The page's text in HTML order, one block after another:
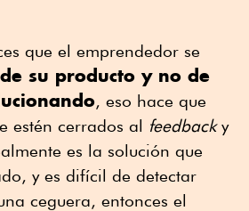
que el emprendedor se
su producto y no de
, eso hace que
estén cerrados al feedbacky
es la solución que
y es difícil de detectar
ceguera, entonces el